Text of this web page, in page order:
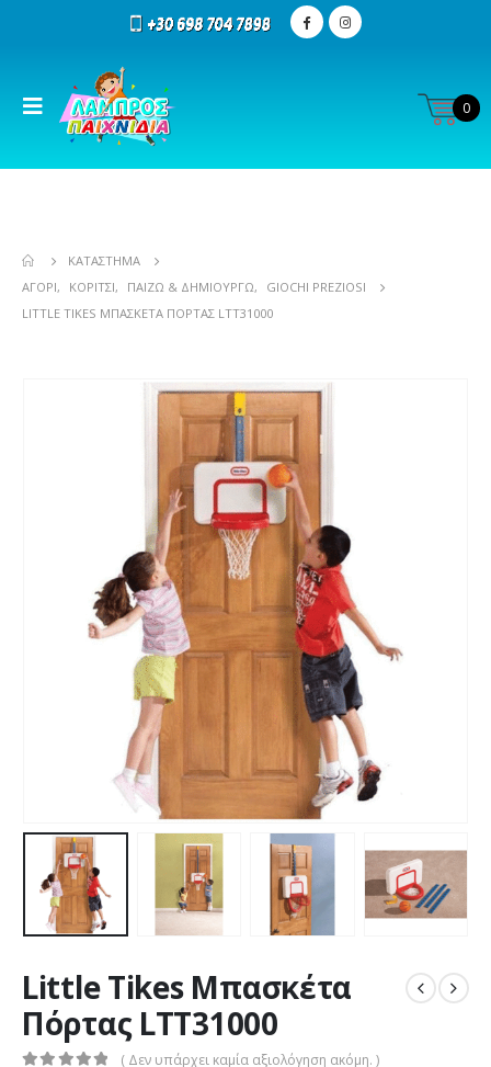
0
ΚΑΤΆΣΤΗΜΑ
ΑΓΌΡΙ, ΚΟΡΊΤΣΙ, ΠΑΊΖΩ & ΔΗΜΙΟΥΡΓΏ,
GIOCHI PREZIOSI
LITTLE TIKES ΜΠΑΣΚΈΤΑ ΠΌΡΤΑΣ LTT31000
Little Tikes Μπασκέτα
Πόρτας LTT31000
( Δεν υπάρχει καμία αξιολόγηση ακόμη. )